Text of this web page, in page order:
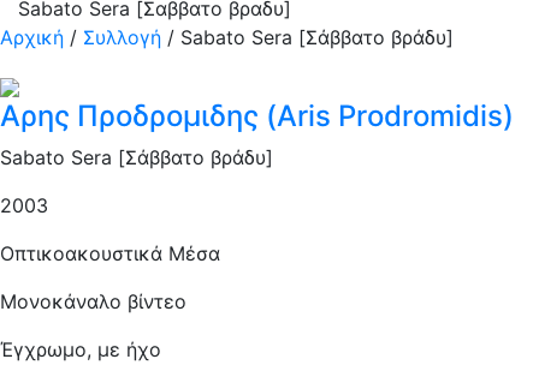
Sabato Sera [Σαββατο βραδυ]
Αρχική / Συλλογή / Sabato Sera [Σάββατο βράδυ]
Αρης Προδρομιδης (Aris Prodromidis)
Sabato Sera [Σάββατο βράδυ]
2003
Οπτικοακουστικά Μέσα
Μονοκάναλο βίντεο
Έγχρωμο, με ήχο